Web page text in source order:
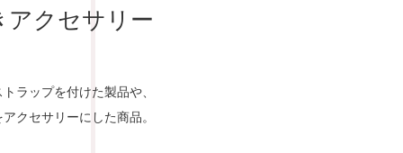
アクセサリー
ラップを付けた製品や、
クセサリーにした商品。